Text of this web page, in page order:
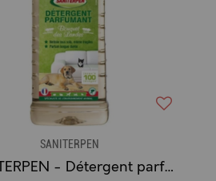
SANITERPEN
SANITERPEN - Détergent parfumant - Bouquet des Landes 1L